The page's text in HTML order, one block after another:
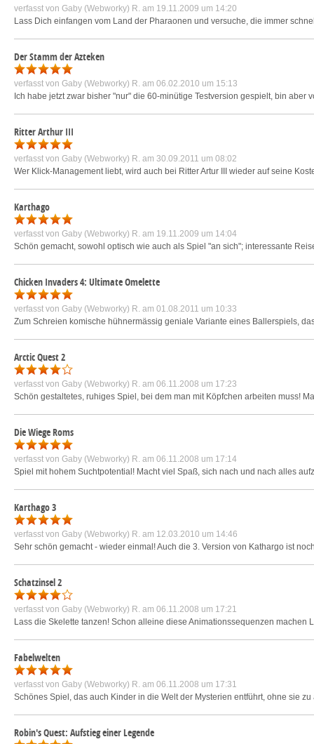
verfasst von Gaby (Webworky) R. am 19.11.2009 um 14:20
Lass Dich einfangen vom Land der Pharaonen und versuche, die immer
Der Stamm der Azteken
verfasst von Gaby (Webworky) R. am 06.02.2010 um 15:13
Ich habe jetzt zwar bisher "nur" die 60-minütige Testversion gespielt, bin
Ritter Arthur III
verfasst von Gaby (Webworky) R. am 30.09.2011 um 08:02
Wer Klick-Management liebt, wird auch bei Ritter Artur III wieder auf seine
Karthago
verfasst von Gaby (Webworky) R. am 19.11.2009 um 14:04
Schön gemacht, sowohl optisch wie auch als Spiel "an sich"; interessante
Chicken Invaders 4: Ultimate Omelette
verfasst von Gaby (Webworky) R. am 01.08.2011 um 10:33
Zum Schreien komische hühnermässig geniale Variante eines Ballerspiels,
Arctic Quest 2
verfasst von Gaby (Webworky) R. am 06.11.2008 um 17:23
Schön gestaltetes, ruhiges Spiel, bei dem man mit Köpfchen arbeiten muss!
Die Wiege Roms
verfasst von Gaby (Webworky) R. am 06.11.2008 um 17:14
Spiel mit hohem Suchtpotential! Macht viel Spaß, sich nach und nach alles
Karthago 3
verfasst von Gaby (Webworky) R. am 12.03.2010 um 14:46
Sehr schön gemacht - wieder einmal! Auch die 3. Version von Kathargo ist
Schatzinsel 2
verfasst von Gaby (Webworky) R. am 06.11.2008 um 17:21
Lass die Skelette tanzen! Schon alleine diese Animationssequenzen
Fabelwelten
verfasst von Gaby (Webworky) R. am 06.11.2008 um 17:31
Schönes Spiel, das auch Kinder in die Welt der Mysterien entführt, ohne sie
Robin's Quest: Aufstieg einer Legende